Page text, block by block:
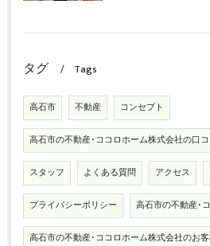
タグ Tags
高石市 不動産 コンセプト
高石市の不動産･ココロホーム株式会社の口
スタッフ よくある質問 アクセス
プライバシーポリシー 高石市の不動産･
高石市の不動産･ココロホーム株式会社のお